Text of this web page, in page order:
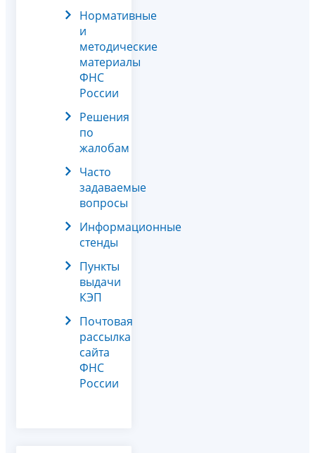
Нормативные
и
методические
материалы
ФНС
России
Решения
по
жалобам
Часто
задаваемые
вопросы
Информационные
стенды
Пункты
выдачи
КЭП
Почтовая
рассылка
сайта
ФНС
России